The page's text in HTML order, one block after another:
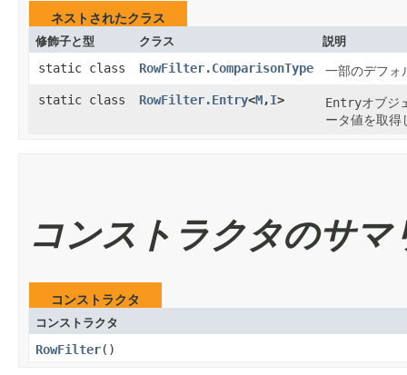
ネストされたクラス
修飾子と型
クラス 説明
static class RowFilter.ComparisonType 一部のデフォ
static class RowFilter.Entry<M,I> Entryオブジ
ータ値を取得
コンストラクタのサマ
コンストラクタ
コンストラクタ
RowFilter​()